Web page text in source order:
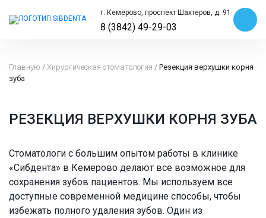
г. Кемерово, проспект Шахтеров, д. 91
8 (3842) 49-29-03
Главную / Хирургическая стоматология / Резекция верхушки корня
зуба
РЕЗЕКЦИЯ ВЕРХУШКИ КОРНЯ ЗУБА
Стоматологи с большим опытом работы в клинике
«Сибдента» в Кемерово делают все возможное для
сохранения зубов пациентов. Мы используем все
доступные современной медицине способы, чтобы
избежать полного удаления зубов. Один из